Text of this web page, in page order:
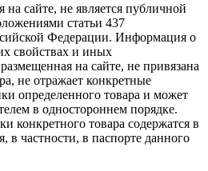
сайте, не является публичной
статьи 437
Федерации. Информация о
свойствах и иных
на сайте, не привязана
не отражает конкретные
определенного товара и может
в одностороннем порядке.
конкретного товара содержатся в
в частности, в паспорте данного